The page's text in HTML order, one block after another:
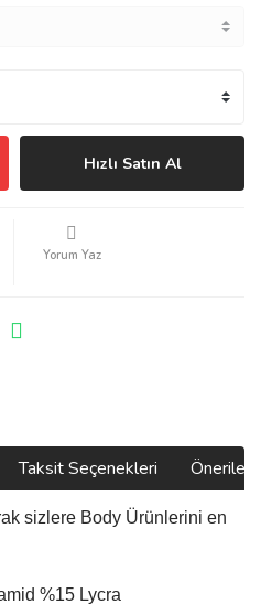
Hızlı Satın Al
Yorum Yaz
Taksit Seçenekleri
sizlere Body Ürünlerini en
%15 Lycra